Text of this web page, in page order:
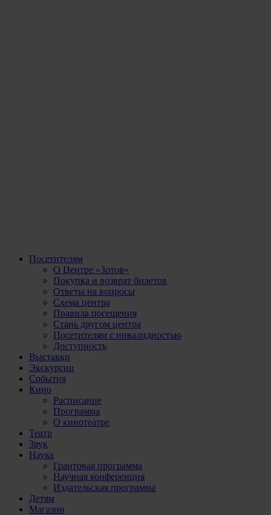
Посетителям
О Центре «Зотов»
Покупка и возврат билетов
Ответы на вопросы
Схема центра
Правила посещения
Стань другом центра
Посетителям с инвалидностью
Доступность
Выставки
Экскурсии
События
Кино
Расписание
Программа
О кинотеатре
Театр
Звук
Наука
Грантовая программа
Научная конференция
Издательская программа
Детям
Магазин